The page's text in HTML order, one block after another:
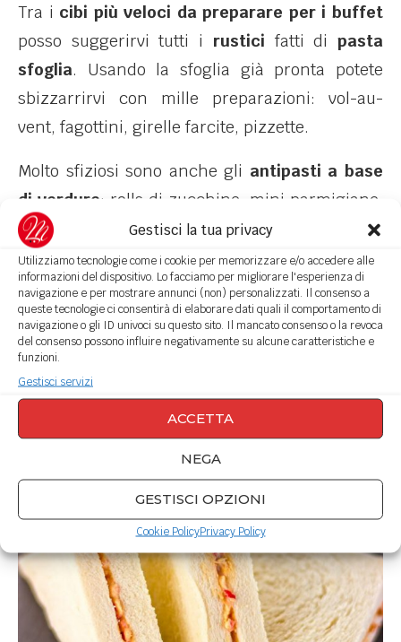
Gestisci la tua privacy
Utilizziamo tecnologie come i cookie per memorizzare e/o accedere alle
informazioni del dispositivo. Lo facciamo per migliorare l'esperienza di
navigazione e per mostrare annunci (non) personalizzati. Il consenso a
queste tecnologie ci consentirà di elaborare dati quali il comportamento di
navigazione o gli ID univoci su questo sito. Il mancato consenso o la revoca
del consenso possono influire negativamente su alcune caratteristiche e
funzioni.
Gestisci servizi
ACCETTA
NEGA
GESTISCI OPZIONI
Cookie PolicyPrivacy Policy
Tra i cibi più veloci da preparare per i buffet
posso suggerirvi tutti i rustici fatti dipasta
sfoglia. Usando la sfoglia già pronta potete
sbizzarrirvi con mille preparazioni: vol-au-
vent, fagottini, girelle farcite, pizzette.
Molto sfiziosi sono anche gli antipasti a base
di verdure: rolls di zucchine, mini parmigiane,
insalate di farro ed orzo con verdure.
Intramontabile l’insalata di riso e pasta condite
con giardiniera e con tutto ciò che più ci piace.